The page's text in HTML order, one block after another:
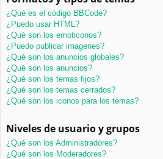
¿Qué es el código BBCode?
¿Puedo usar HTML?
¿Qué son los emoticonos?
¿Puedo publicar imagenes?
¿Qué son los anuncios globales?
¿Qué son los anuncios?
¿Qué son los temas fijos?
¿Qué son los temas cerrados?
¿Qué son los iconos para los temas?
Niveles de usuario y grupos
¿Qué son los Administradores?
¿Qué son los Moderadores?